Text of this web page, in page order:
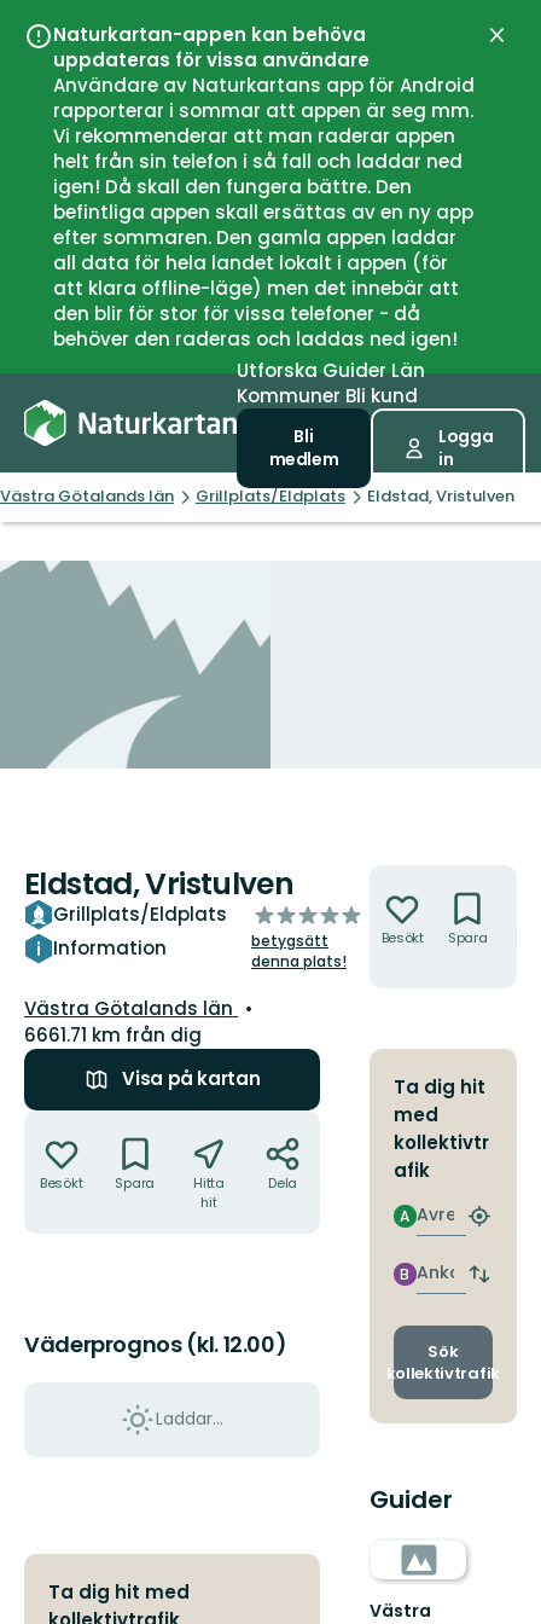
Naturkartan-appen kan behöva
uppdateras för vissa användare
Användare av Naturkartans app för Android
rapporterar i sommar att appen är seg mm.
Vi rekommenderar att man raderar appen
helt från sin telefon i så fall och laddar ned
igen! Då skall den fungera bättre. Den
befintliga appen skall ersättas av en ny app
efter sommaren. Den gamla appen laddar
all data för hela landet lokalt i appen (för
att klara offline-läge) men det innebär att
den blir för stor för vissa telefoner - då
behöver den raderas och laddas ned igen!
UtforskaGuiderLän
Kommuner Bli kund
Bli
medlem
Logga
in
Västra Götalands län Grillplats/Eldplats Eldstad, Vristulven
Eldstad, Vristulven
Grillplats/Eldplats
Information
av
5
stjärnor
betygsätt
denna plats!
Län:
Västra Götalands län
6661.71 km från dig
Visa på kartan
Besökt Spara
Hitta
hit
Dela
Väderprognos (kl. 12.00)
Laddar...
Ta dig hit med
Besökt Spara
Ta dig hit
med
kollektivtr
afik
Avresa
A
Hitta
Ankomst
B
Byt
och
Sök
kollektivtrafik
Guider
Västra